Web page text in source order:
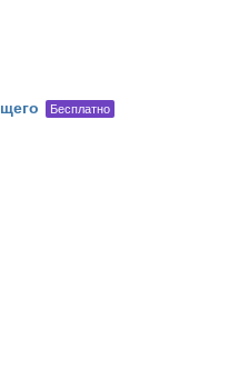
Бесплатно